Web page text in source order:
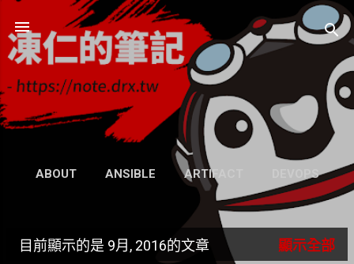
跳到主要內容
凍仁的筆記
- https://note.drx.tw
網頁
ABOUT ANSIBLE ARTIFACT DEVOPS
WIKI 更多…
GRAVATAR
目前顯示的是 9月, 2016的文章 顯示全部